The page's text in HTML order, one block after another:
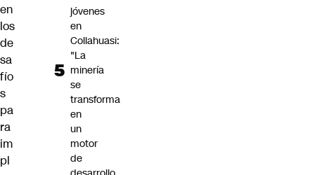
en
los
de
sa
fío
s
pa
ra
im
pl
jóvenes
en
Collahuasi:
"La
minería
se
transforma
en
un
motor
de